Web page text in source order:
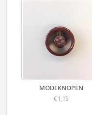
MODEKNOPEN
€1,15